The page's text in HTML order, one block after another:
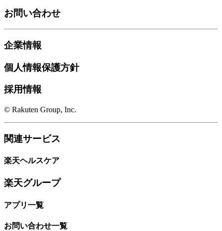
お問い合わせ
企業情報
個人情報保護方針
採用情報
© Rakuten Group, Inc.
関連サービス
楽天ヘルスケア
楽天グループ
アプリ一覧
お問い合わせ一覧